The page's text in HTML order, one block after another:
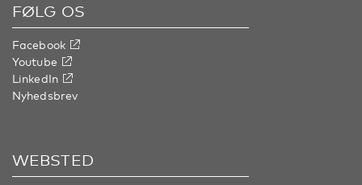
FØLG OS
Facebook
Youtube
LinkedIn
Nyhedsbrev
WEBSTED